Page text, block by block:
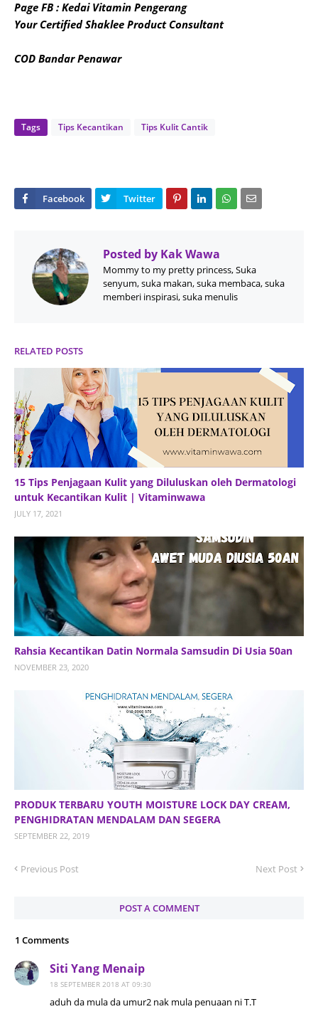
Page FB : Kedai Vitamin Pengerang
Your Certified Shaklee Product Consultant
COD Bandar Penawar
Tags Tips Kecantikan Tips Kulit Cantik
Posted by Kak Wawa
Mommy to my pretty princess, Suka
senyum, suka makan, suka membaca, suka
memberi inspirasi, suka menulis
RELATED POSTS
15 Tips Penjagaan Kulit yang Diluluskan oleh Dermatologi
untuk Kecantikan Kulit | Vitaminwawa
JULY 17, 2021
Rahsia Kecantikan Datin Normala Samsudin Di Usia 50an
NOVEMBER 23, 2020
PRODUK TERBARU YOUTH MOISTURE LOCK DAY CREAM,
PENGHIDRATAN MENDALAM DAN SEGERA
SEPTEMBER 22, 2019
Previous Post Next Post
POST A COMMENT
1 Comments
Siti Yang Menaip
18 SEPTEMBER 2018 AT 09:30
aduh da mula da umur2 nak mula penuaan ni T.T